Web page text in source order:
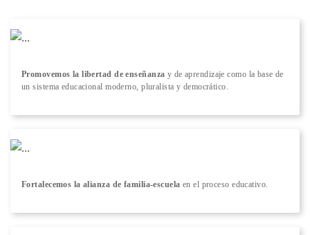
Promovemos la libertad de enseñanza y de aprendizaje como la base de
un sistema educacional moderno, pluralista y democrático.
Fortalecemos la alianza de familia-escuela en el proceso educativo.